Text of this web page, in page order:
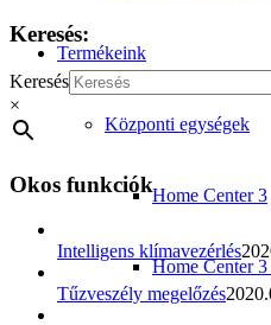
Termékeink
Központi egységek
Home Center 3
Home Center
Keresés:
Keresés
×
Okos funkciók
Intelligens klímavezérlés
Tűzveszély megelőzés